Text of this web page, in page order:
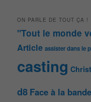
ON PARLE DE TOUT ÇA !
"Tout le monde
Article assister dans le
casting
d8 Face à la bande